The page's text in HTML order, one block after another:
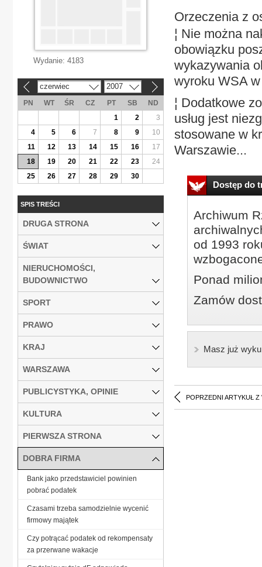
Orzeczenia z
¦ Nie można
obowiązku
wykazywania
wyroku WSA
¦ Dodatkowe
usług jest
stosowane w
Warszawie...
Dostęp do
Archiwum
od 1993
Ponad
Zamów
Masz już
POPRZEDNI ARTYKUŁ Z
Wydanie: 4183
czerwiec 2007
PN WT ŚR CZ PT SB
ND
1
2
3
4
5 6 7 8 9
10
11
12 13 14 15 16
17
18
19 20 21 22 23
24
25
26 27 28 29 30
SPIS TREŚCI
DRUGA STRONA
ŚWIAT
NIERUCHOMOŚCI,
BUDOWNICTWO
SPORT
PRAWO
KRAJ
WARSZAWA
PUBLICYSTYKA, OPINIE
KULTURA
PIERWSZA STRONA
DOBRA FIRMA
Bank jako przedstawiciel powinien
pobrać podatek
Czasami trzeba samodzielnie wycenić
firmowy majątek
Czy potrącać podatek od rekompensaty
za przerwane wakacje